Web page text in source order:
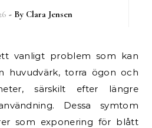
- By Clara Jensen
huvudvärk, torra ögon och
särskilt efter längre
Dessa symtom
som exponering för blått